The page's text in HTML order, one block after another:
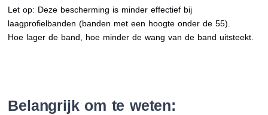
Let op: Deze bescherming is minder effectief bij
laagprofielbanden (banden met een hoogte onder de 55).
Hoe lager de band, hoe minder de wang van de band uitsteekt.
Belangrijk om te weten: